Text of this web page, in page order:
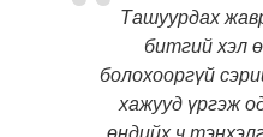
Ташуурдах
битгий хэл
болохооргүй
хажууд үргэж
өндийх ч